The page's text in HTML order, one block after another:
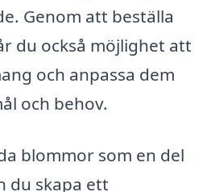
Genom att beställa
du också möjlighet att
och anpassa dem
och behov.
blommor som en del
du skapa ett